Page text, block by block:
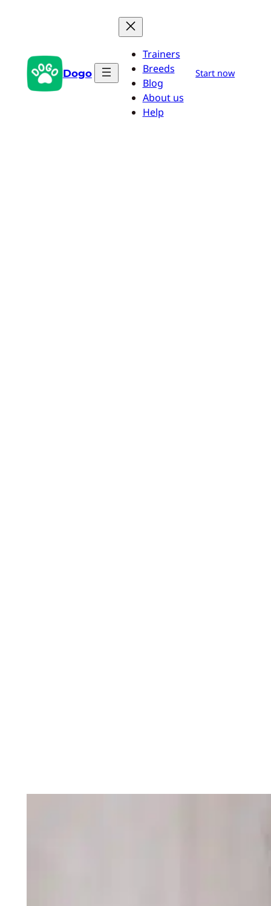
Dogo
Trainers
Breeds
Blog
About us
Help
Start now